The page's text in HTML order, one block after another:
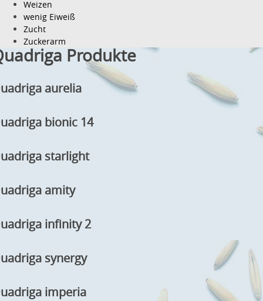
Weizen
wenig Eiweiß
Zucht
Zuckerarm
Produkte
aurelia
bionic 14
starlight
amity
infinity 2
synergy
imperia